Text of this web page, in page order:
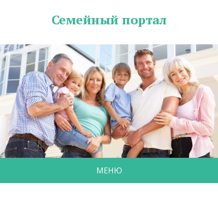
Семейный портал
МЕНЮ